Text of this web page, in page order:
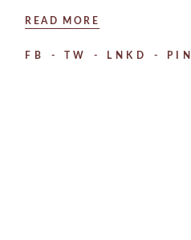
READ MORE
FB TW LNKD PIN